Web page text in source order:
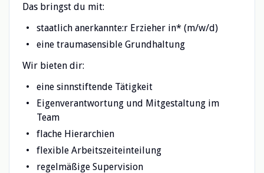
Das bringst du mit:
staatlich anerkannte:r Erzieher in* (m/w/d)
eine traumasensible Grundhaltung
Wir bieten dir:
eine sinnstiftende Tätigkeit
Eigenverantwortung und Mitgestaltung im
Team
flache Hierarchien
flexible Arbeitszeiteinteilung
regelmäßige Supervision